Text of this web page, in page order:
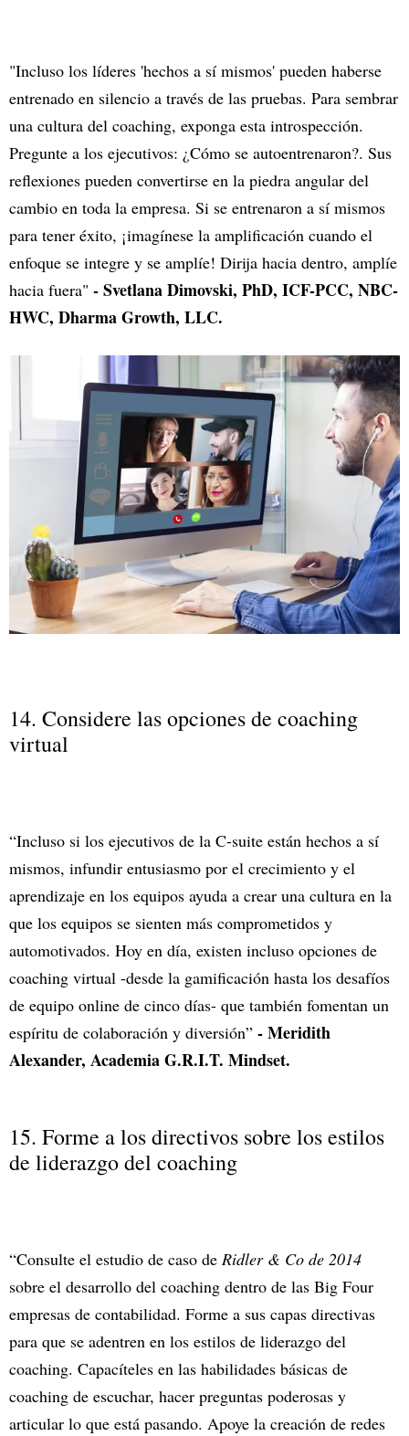
"Incluso los líderes 'hechos a sí mismos' pueden haberse
entrenado en silencio a través de las pruebas. Para sembrar
una cultura del coaching, exponga esta introspección.
Pregunte a los ejecutivos: ¿Cómo se autoentrenaron?. Sus
reflexiones pueden convertirse en la piedra angular del
cambio en toda la empresa. Si se entrenaron a sí mismos
para tener éxito, ¡imagínese la amplificación cuando el
enfoque se integre y se amplíe! Dirija hacia dentro, amplíe
hacia fuera" - Svetlana Dimovski, PhD, ICF-PCC, NBC-
HWC, Dharma Growth, LLC.
14. Considere las opciones de coaching
virtual
“Incluso si los ejecutivos de la C-suite están hechos a sí
mismos, infundir entusiasmo por el crecimiento y el
aprendizaje en los equipos ayuda a crear una cultura en la
que los equipos se sienten más comprometidos y
automotivados. Hoy en día, existen incluso opciones de
coaching virtual -desde la gamificación hasta los desafíos
de equipo online de cinco días- que también fomentan un
espíritu de colaboración y diversión” - Meridith
Alexander, Academia G.R.I.T. Mindset.
15. Forme a los directivos sobre los estilos
de liderazgo del coaching
“Consulte el estudio de caso de Ridler & Co de 2014
sobre el desarrollo del coaching dentro de las Big Four
empresas de contabilidad. Forme a sus capas directivas
para que se adentren en los estilos de liderazgo del
coaching. Capacíteles en las habilidades básicas de
coaching de escuchar, hacer preguntas poderosas y
articular lo que está pasando. Apoye la creación de redes